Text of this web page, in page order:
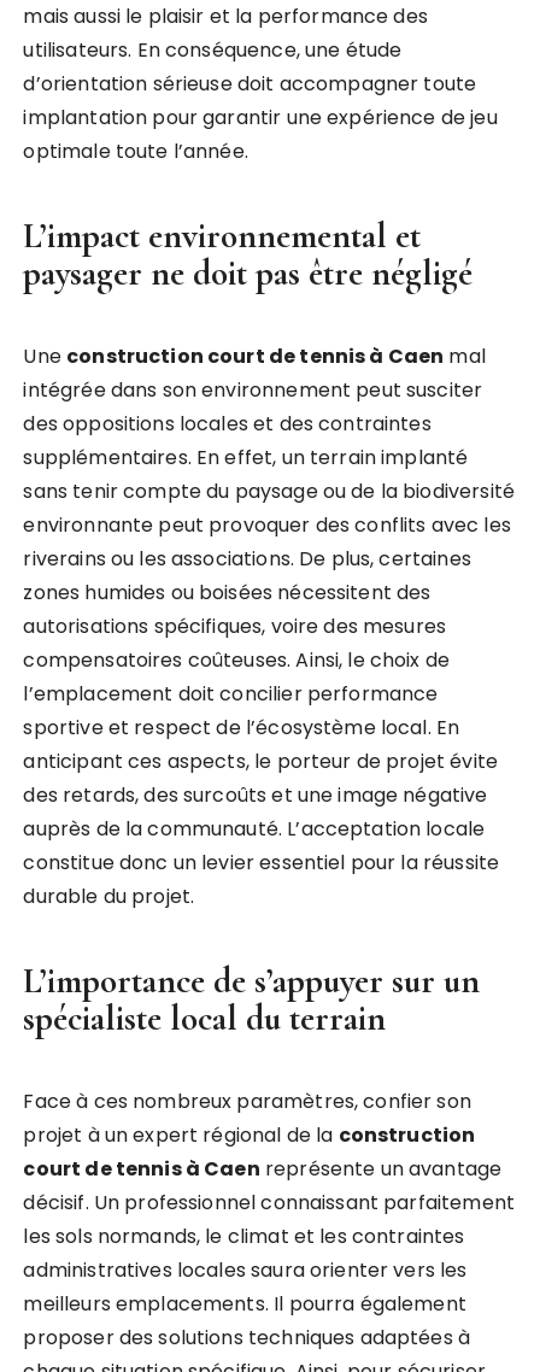
mais aussi le plaisir et la performance des
utilisateurs. En conséquence, une étude
d’orientation sérieuse doit accompagner toute
implantation pour garantir une expérience de jeu
optimale toute l’année.
L’impact environnemental et
paysager ne doit pas être négligé
Une construction court de tennis à Caen mal
intégrée dans son environnement peut susciter
des oppositions locales et des contraintes
supplémentaires. En effet, un terrain implanté
sans tenir compte du paysage ou de la biodiversité
environnante peut provoquer des conflits avec les
riverains ou les associations. De plus, certaines
zones humides ou boisées nécessitent des
autorisations spécifiques, voire des mesures
compensatoires coûteuses. Ainsi, le choix de
l’emplacement doit concilier performance
sportive et respect de l’écosystème local. En
anticipant ces aspects, le porteur de projet évite
des retards, des surcoûts et une image négative
auprès de la communauté. L’acceptation locale
constitue donc un levier essentiel pour la réussite
durable du projet.
L’importance de s’appuyer sur un
spécialiste local du terrain
Face à ces nombreux paramètres, confier son
projet à un expert régional de la construction
court de tennis à Caen représente un avantage
décisif. Un professionnel connaissant parfaitement
les sols normands, le climat et les contraintes
administratives locales saura orienter vers les
meilleurs emplacements. Il pourra également
proposer des solutions techniques adaptées à